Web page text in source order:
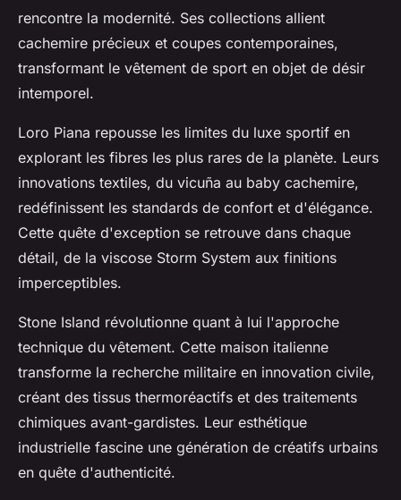
rencontre la modernité. Ses collections allient
cachemire précieux et coupes contemporaines,
transformant le vêtement de sport en objet de désir
intemporel.
Loro Piana repousse les limites du luxe sportif en
explorant les fibres les plus rares de la planète. Leurs
innovations textiles, du vicuña au baby cachemire,
redéfinissent les standards de confort et d'élégance.
Cette quête d'exception se retrouve dans chaque
détail, de la viscose Storm System aux finitions
imperceptibles.
Stone Island révolutionne quant à lui l'approche
technique du vêtement. Cette maison italienne
transforme la recherche militaire en innovation civile,
créant des tissus thermoréactifs et des traitements
chimiques avant-gardistes. Leur esthétique
industrielle fascine une génération de créatifs urbains
en quête d'authenticité.